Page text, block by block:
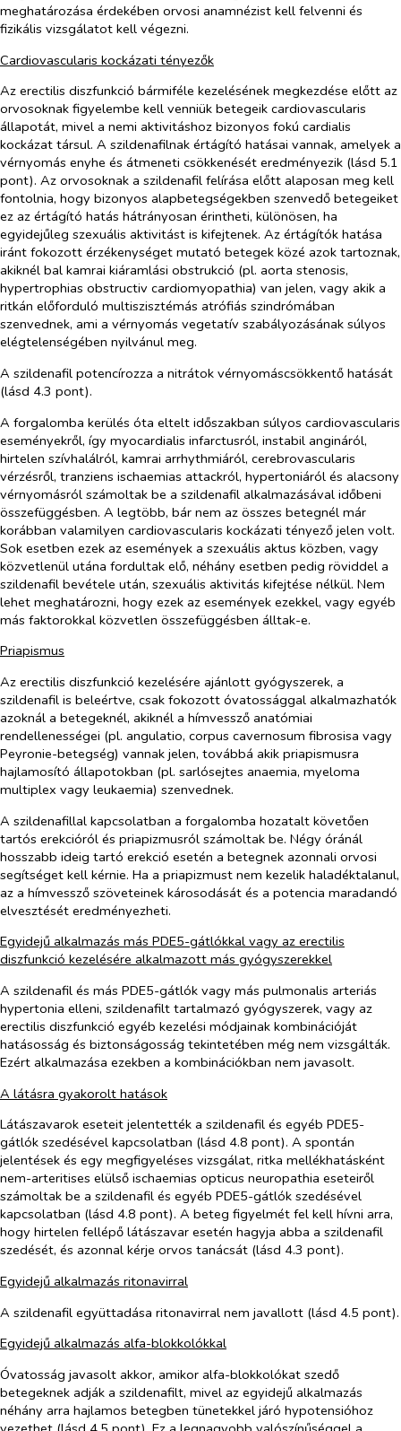
meghatározása érdekében orvosi anamnézist kell felvenni és
fizikális vizsgálatot kell végezni.
Cardiovascularis kockázati tényezők
Az erectilis diszfunkció bármiféle kezelésének megkezdése előtt az
orvosoknak figyelembe kell venniük betegeik cardiovascularis
állapotát, mivel a nemi aktivitáshoz bizonyos fokú cardialis
kockázat társul. A szildenafilnak értágító hatásai vannak, amelyek a
vérnyomás enyhe és átmeneti csökkenését eredményezik (lásd 5.1
pont). Az orvosoknak a szildenafil felírása előtt alaposan meg kell
fontolnia, hogy bizonyos alapbetegségekben szenvedő betegeiket
ez az értágító hatás hátrányosan érintheti, különösen, ha
egyidejűleg szexuális aktivitást is kifejtenek. Az értágítók hatása
iránt fokozott érzékenységet mutató betegek közé azok tartoznak,
akiknél bal kamrai kiáramlási obstrukció (pl. aorta stenosis,
hypertrophias obstructiv cardiomyopathia) van jelen, vagy akik a
ritkán előforduló multiszisztémás atrófiás szindrómában
szenvednek, ami a vérnyomás vegetatív szabályozásának súlyos
elégtelenségében nyilvánul meg.
A szildenafil potencírozza a nitrátok vérnyomáscsökkentő hatását
(lásd 4.3 pont).
A forgalomba kerülés óta eltelt időszakban súlyos cardiovascularis
eseményekről, így myocardialis infarctusról, instabil angináról,
hirtelen szívhalálról, kamrai arrhythmiáról, cerebrovascularis
vérzésről, tranziens ischaemias attackról, hypertoniáról és alacsony
vérnyomásról számoltak be a szildenafil alkalmazásával időbeni
összefüggésben. A legtöbb, bár nem az összes betegnél már
korábban valamilyen cardiovascularis kockázati tényező jelen volt.
Sok esetben ezek az események a szexuális aktus közben, vagy
közvetlenül utána fordultak elő, néhány esetben pedig röviddel a
szildenafil bevétele után, szexuális aktivitás kifejtése nélkül. Nem
lehet meghatározni, hogy ezek az események ezekkel, vagy egyéb
más faktorokkal közvetlen összefüggésben álltak-e.
Priapismus
Az erectilis diszfunkció kezelésére ajánlott gyógyszerek, a
szildenafil is beleértve, csak fokozott óvatossággal alkalmazhatók
azoknál a betegeknél, akiknél a hímvessző anatómiai
rendellenességei (pl. angulatio, corpus cavernosum fibrosisa vagy
Peyronie-betegség) vannak jelen, továbbá akik priapismusra
hajlamosító állapotokban (pl. sarlósejtes anaemia, myeloma
multiplex vagy leukaemia) szenvednek.
A szildenafillal kapcsolatban a forgalomba hozatalt követően
tartós erekcióról és priapizmusról számoltak be. Négy óránál
hosszabb ideig tartó erekció esetén a betegnek azonnali orvosi
segítséget kell kérnie. Ha a priapizmust nem kezelik haladéktalanul,
az a hímvessző szöveteinek károsodását és a potencia maradandó
elvesztését eredményezheti.
Egyidejű alkalmazás más PDE5-gátlókkal vagy az erectilis
diszfunkció kezelésére alkalmazott más gyógyszerekkel
A szildenafil és más PDE5-gátlók vagy más pulmonalis arteriás
hypertonia elleni, szildenafilt tartalmazó gyógyszerek, vagy az
erectilis diszfunkció egyéb kezelési módjainak kombinációját
hatásosság és biztonságosság tekintetében még nem vizsgálták.
Ezért alkalmazása ezekben a kombinációkban nem javasolt.
A látásra gyakorolt hatások
Látászavarok eseteit jelentették a szildenafil és egyéb PDE5-
gátlók szedésével kapcsolatban (lásd 4.8 pont). A spontán
jelentések és egy megfigyeléses vizsgálat, ritka mellékhatásként
nem-arteritises elülső ischaemias opticus neuropathia eseteiről
számoltak be a szildenafil és egyéb PDE5-gátlók szedésével
kapcsolatban (lásd 4.8 pont). A beteg figyelmét fel kell hívni arra,
hogy hirtelen fellépő látászavar esetén hagyja abba a szildenafil
szedését, és azonnal kérje orvos tanácsát (lásd 4.3 pont).
Egyidejű alkalmazás ritonavirral
A szildenafil együttadása ritonavirral nem javallott (lásd 4.5 pont).
Egyidejű alkalmazás alfa-blokkolókkal
Óvatosság javasolt akkor, amikor alfa-blokkolókat szedő
betegeknek adják a szildenafilt, mivel az egyidejű alkalmazás
néhány arra hajlamos betegben tünetekkel járó hypotensióhoz